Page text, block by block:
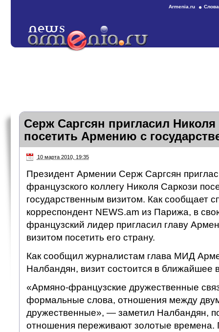
Armenia.ru
Серж Саргсян пригласил Николя
посетить Армению с
10 марта 2010, 19:35
Президент Армении Серж Саргсян
французского коллегу Николя Саркози
государственным визитом. Как сообщает
корреспондент NEWS.am из Парижа, в
французский лидер пригласил главу
визитом посетить его страну.
Как сообщил журналистам глава МИД
Налбандян, визит состоится в ближайшее
«Армяно-французские дружественные
формальные слова, отношения между
дружественные», — заметил Налбандян,
отношения переживают золотые времена.